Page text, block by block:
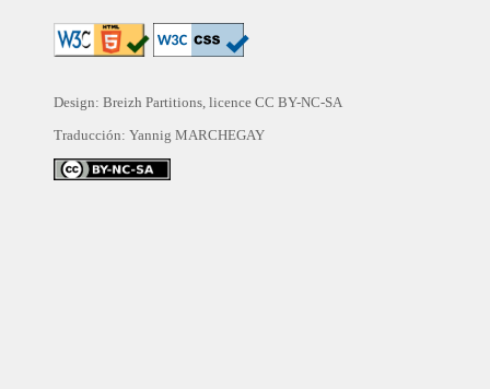
Design: Breizh Partitions, licence CC BY-NC-SA
Traducción: Yannig MARCHEGAY